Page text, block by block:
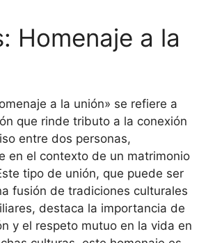
Homenaje a la
a la unión» se refiere a
que rinde tributo a la conexión
entre dos personas,
en el contexto de un matrimonio
tipo de unión, que puede ser
fusión de tradiciones culturales
destaca la importancia de
y el respeto mutuo en la vida en